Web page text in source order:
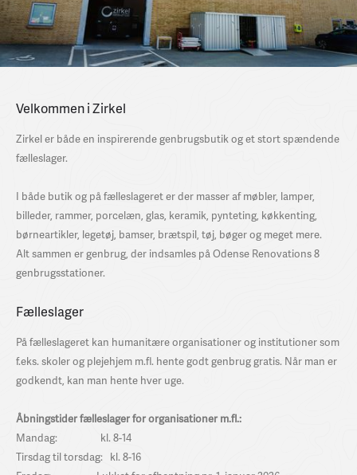
Velkommen i Zirkel
Zirkel er både en inspirerende genbrugsbutik og et stort spændende
fælleslager.
I både butik og på fælleslageret er der masser af møbler, lamper,
billeder, rammer, porcelæn, glas, keramik, pynteting, køkkenting,
børneartikler, legetøj, bamser, brætspil, tøj, bøger og meget mere.
Alt sammen er genbrug, der indsamles på Odense Renovations 8
genbrugsstationer.
Fælleslager
På fælleslageret kan humanitære organisationer og institutioner som
f.eks. skoler og plejehjem m.fl. hente godt genbrug gratis. Når man er
godkendt, kan man hente hver uge.
Åbningstider fælleslager for organisationer m.fl.:
Mandag: kl. 8-14
Tirsdag til torsdag: kl. 8-16